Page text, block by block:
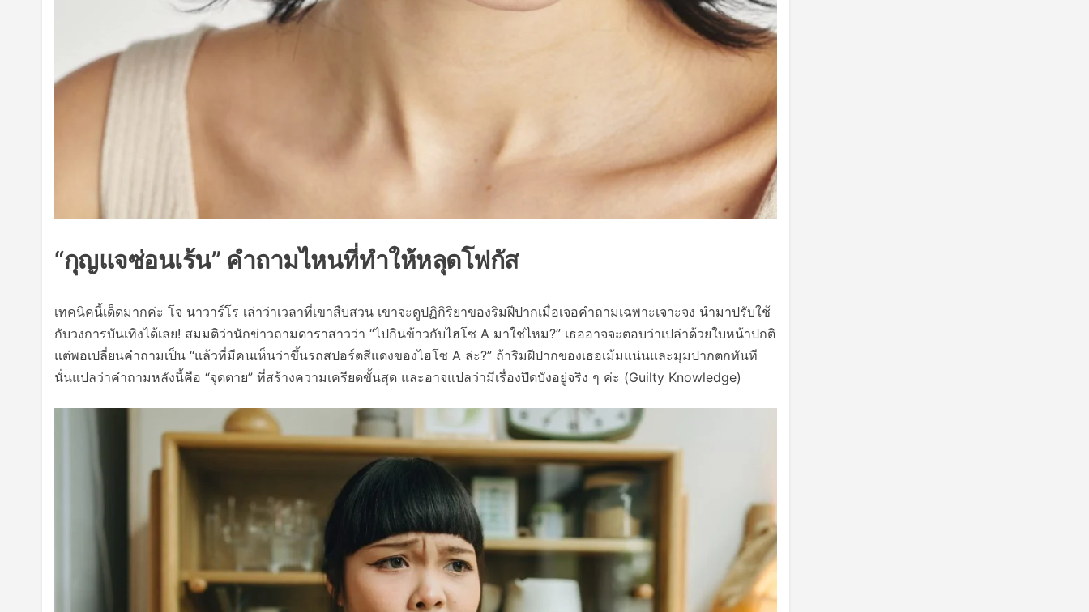
“กุญแจซ่อนเร้น” คำถามไหนที่ทำให้หลุดโฟกัส
เทคนิคนี้เด็ดมากค่ะ โจ นาวาร์โร เล่าว่าเวลาที่เขาสืบสวน เขาจะดูปฏิกิริยาของริมฝีปากเมื่อเจอคำถามเฉพาะเจาะจง นำมาปรับใช้
กับวงการบันเทิงได้เลย! สมมติว่านักข่าวถามดาราสาวว่า “ไปกินข้าวกับไฮโซ A มาใช่ไหม?” เธออาจจะตอบว่าเปล่าด้วยใบหน้าปกติ
แต่พอเปลี่ยนคำถามเป็น “แล้วที่มีคนเห็นว่าขึ้นรถสปอร์ตสีแดงของไฮโซ A ล่ะ?” ถ้าริมฝีปากของเธอเม้มแน่นและมุมปากตกทันที
นั่นแปลว่าคำถามหลังนี้คือ “จุดตาย” ที่สร้างความเครียดขั้นสุด และอาจแปลว่ามีเรื่องปิดบังอยู่จริง ๆ ค่ะ (Guilty Knowledge)